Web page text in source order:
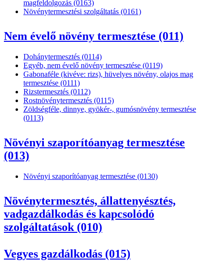
magfeldolgozás (0163)
Növénytermesztési szolgáltatás (0161)
Nem évelő növény termesztése (011)
Dohánytermesztés (0114)
Egyéb, nem évelő növény termesztése (0119)
Gabonaféle (kivéve: rizs), hüvelyes növény, olajos mag
termesztése (0111)
Rizstermesztés (0112)
Rostnövénytermesztés (0115)
Zöldségféle, dinnye, gyökér-, gumósnövény termesztése
(0113)
Növényi szaporítóanyag termesztése
(013)
Növényi szaporítóanyag termesztése (0130)
Növénytermesztés, állattenyésztés,
vadgazdálkodás és kapcsolódó
szolgáltatások (010)
Vegyes gazdálkodás (015)